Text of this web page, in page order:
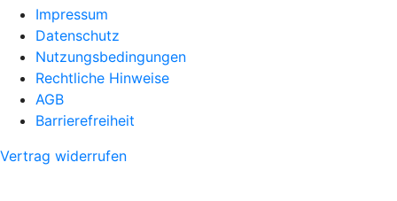
Impressum
Datenschutz
Nutzungsbedingungen
Rechtliche Hinweise
AGB
Barrierefreiheit
Vertrag widerrufen